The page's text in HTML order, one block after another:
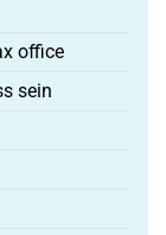
office
sein